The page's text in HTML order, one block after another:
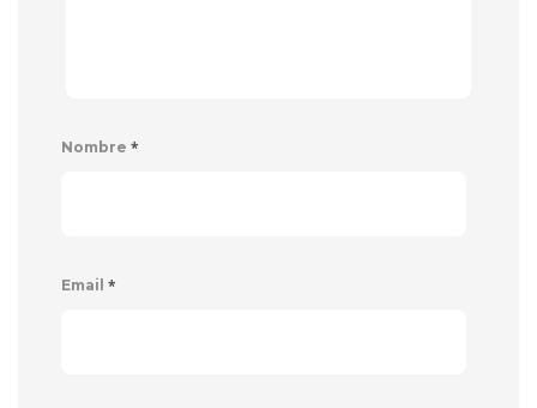
Nombre *
Email *